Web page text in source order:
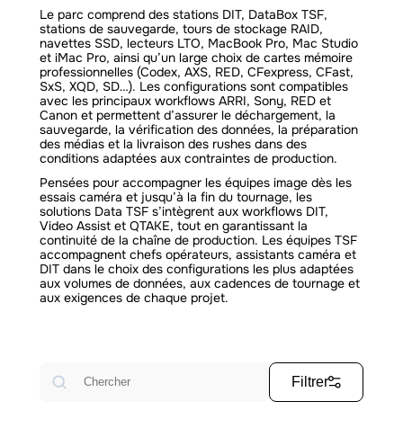
Le parc comprend des stations DIT, DataBox TSF,
stations de sauvegarde, tours de stockage RAID,
navettes SSD, lecteurs LTO, MacBook Pro, Mac Studio
et iMac Pro, ainsi qu’un large choix de cartes mémoire
professionnelles (Codex, AXS, RED, CFexpress, CFast,
SxS, XQD, SD…). Les configurations sont compatibles
avec les principaux workflows ARRI, Sony, RED et
Canon et permettent d’assurer le déchargement, la
sauvegarde, la vérification des données, la préparation
des médias et la livraison des rushes dans des
conditions adaptées aux contraintes de production.
Pensées pour accompagner les équipes image dès les
essais caméra et jusqu’à la fin du tournage, les
solutions Data TSF s’intègrent aux workflows DIT,
Video Assist et QTAKE, tout en garantissant la
continuité de la chaîne de production. Les équipes TSF
accompagnent chefs opérateurs, assistants caméra et
DIT dans le choix des configurations les plus adaptées
aux volumes de données, aux cadences de tournage et
aux exigences de chaque projet.
Filtrer